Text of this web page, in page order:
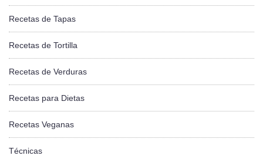
Recetas de Tapas
Recetas de Tortilla
Recetas de Verduras
Recetas para Dietas
Recetas Veganas
Técnicas